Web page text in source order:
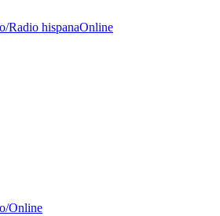
Radio hispanaOnline
Online